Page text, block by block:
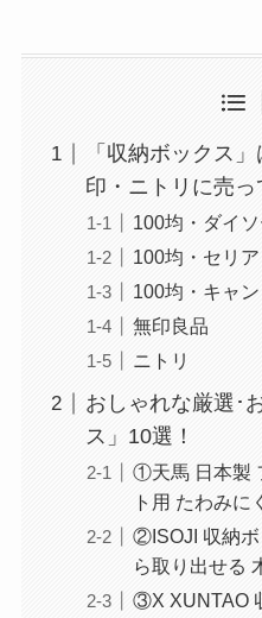
「収納ボックス
印・ニトリに売っ
100均・ダイ
100均・セリア
100均・キャン
無印良品
ニトリ
おしゃれな厳選･
ス」10選！
①天馬 日本製
ト用 たわみに
②ISOJI 収納ボ
ら取り出せる
③X XUNTAO